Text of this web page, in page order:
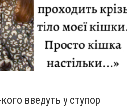
введуть у ступор